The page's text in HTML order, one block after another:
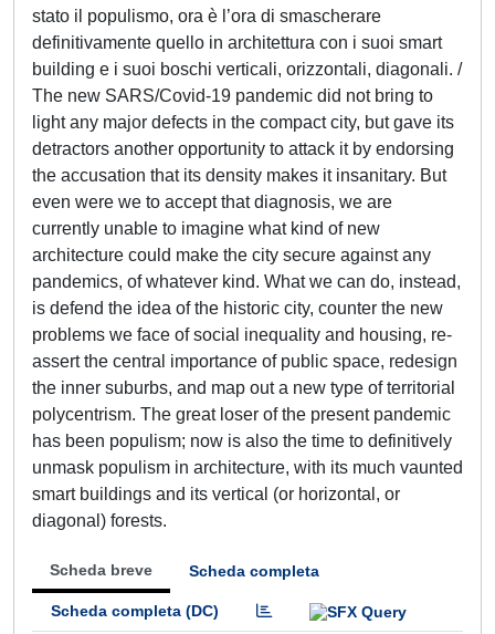
stato il populismo, ora è l’ora di smascherare
definitivamente quello in architettura con i suoi smart
building e i suoi boschi verticali, orizzontali, diagonali. /
The new SARS/Covid-19 pandemic did not bring to
light any major defects in the compact city, but gave its
detractors another opportunity to attack it by endorsing
the accusation that its density makes it insanitary. But
even were we to accept that diagnosis, we are
currently unable to imagine what kind of new
architecture could make the city secure against any
pandemics, of whatever kind. What we can do, instead,
is defend the idea of the historic city, counter the new
problems we face of social inequality and housing, re-
assert the central importance of public space, redesign
the inner suburbs, and map out a new type of territorial
polycentrism. The great loser of the present pandemic
has been populism; now is also the time to definitively
unmask populism in architecture, with its much vaunted
smart buildings and its vertical (or horizontal, or
diagonal) forests.
Scheda breve Scheda completa
Scheda completa (DC)